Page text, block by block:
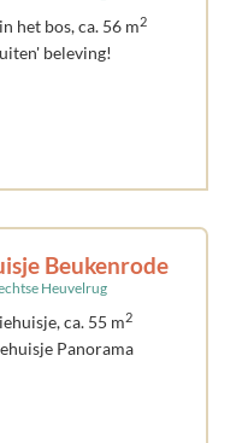
het bos, ca. 56 m2
beleving!
Beukenrode
Heuvelrug
ca. 55 m2
Panorama